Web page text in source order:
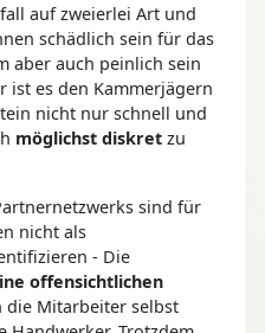
auf zweierlei Art und
schädlich sein für das
aber auch peinlich sein
ist es den Kammerjägern
nicht nur schnell und
möglichst diskret zu
sind für
nicht als
- Die
offensichtlichen
die Mitarbeiter selbst